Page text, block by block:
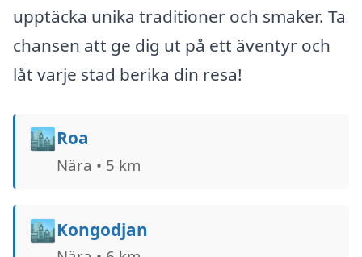
upptäcka unika traditioner och smaker. Ta
chansen att ge dig ut på ett äventyr och
låt varje stad berika din resa!
🏙️Roa
Nära • 5 km
🏙️Kongodjan